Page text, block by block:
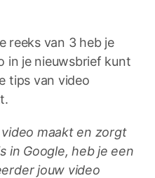
reeks van 3 heb je
in je nieuwsbrief kunt
tips van video
maakt en zorgt
in Google, heb je een
jouw video